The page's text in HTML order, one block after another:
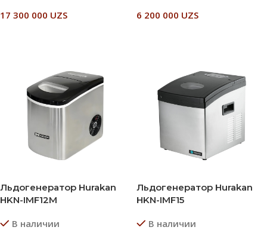
17 300 000 UZS
6 200 000 UZS
Льдогенератор Hurakan
HKN-IMF12M
В наличии
Льдогенератор Hurakan
HKN-IMF15
В наличии